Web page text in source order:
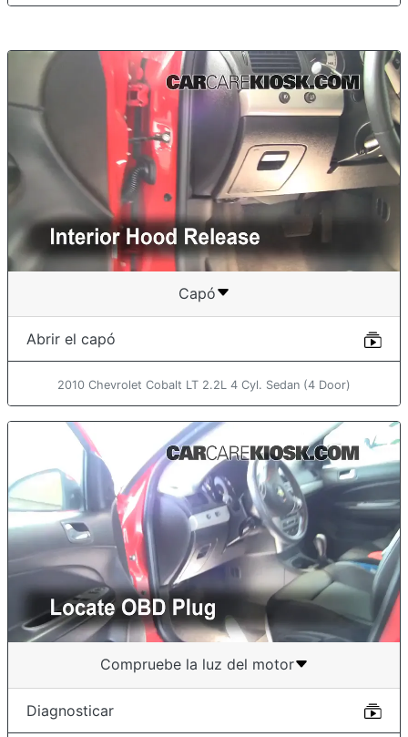
Capó
Abrir el capó
2010 Chevrolet Cobalt LT 2.2L 4 Cyl. Sedan (4 Door)
Compruebe la luz del motor
Diagnosticar